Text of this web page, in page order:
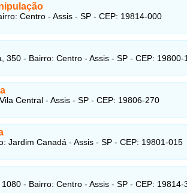
Centro - Assis - SP - CEP: 19814-000
350 - Bairro: Centro - Assis - SP - CEP: 19800-
Central - Assis - SP - CEP: 19806-270
Jardim Canadá - Assis - SP - CEP: 19801-015
- Bairro: Centro - Assis - SP - CEP: 19814-